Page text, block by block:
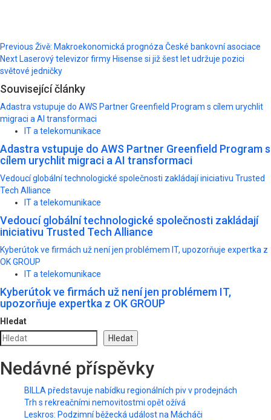
Post
navigation
Previous Živě: Makroekonomická prognóza České bankovní asociace
Next Laserový televizor firmy Hisense si již šest let udržuje pozici
světové jedničky
Související články
Adastra vstupuje do AWS Partner Greenfield Program s cílem urychlit
migraci a AI transformaci
IT a telekomunikace
Adastra vstupuje do AWS Partner Greenfield Program s
cílem urychlit migraci a AI transformaci
Vedoucí globální technologické společnosti zakládají iniciativu Trusted
Tech Alliance
IT a telekomunikace
Vedoucí globální technologické společnosti zakládají
iniciativu Trusted Tech Alliance
Kyberútok ve firmách už není jen problémem IT, upozorňuje expertka z
OK GROUP
IT a telekomunikace
Kyberútok ve firmách už není jen problémem IT,
upozorňuje expertka z OK GROUP
Hledat
Hledat
Nedávné příspěvky
BILLA představuje nabídku regionálních piv v prodejnách
Trh s rekreačními nemovitostmi opět ožívá
Leskros: Podzimní běžecká událost na Mácháči